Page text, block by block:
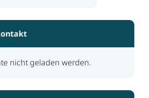
nicht geladen werden.